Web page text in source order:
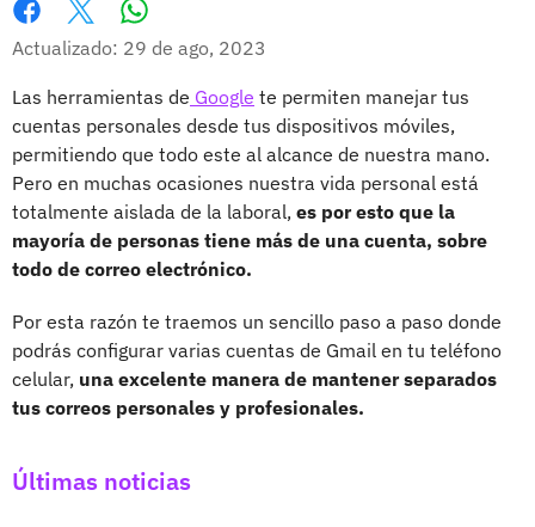
Facebook
X
Actualizado: 29 de ago, 2023
Las herramientas de Google te permiten manejar tus
cuentas personales desde tus dispositivos móviles,
permitiendo que todo este al alcance de nuestra mano.
Pero en muchas ocasiones nuestra vida personal está
totalmente aislada de la laboral, es por esto que la
mayoría de personas tiene más de una cuenta, sobre
todo de correo electrónico.
Por esta razón te traemos un sencillo paso a paso donde
podrás configurar varias cuentas de Gmail en tu teléfono
celular, una excelente manera de mantener separados
tus correos personales y profesionales.
Últimas noticias